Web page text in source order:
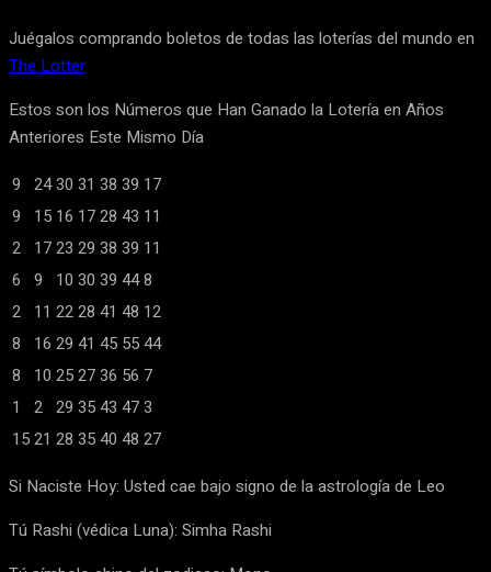
Juégalos comprando boletos de todas las loterías del mundo en
The Lotter
Estos son los Números que Han Ganado la Lotería en Años
Anteriores Este Mismo Día
9 2430 31 38 39 17
9
15 16 1728 43 11
2 1723 29 38 39 11
6 9 10 30 39 448
2 11 2228 41 48 12
8
16 29 41 45 5544
8
10 252736 56 7
1
2 29 3543 473
1521 28 3540 48 27
Si Naciste Hoy: Usted cae bajo signo de la astrología de Leo
Tú Rashi (védica Luna): Simha Rashi